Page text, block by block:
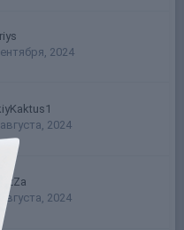
2024
2024
августа, 2024